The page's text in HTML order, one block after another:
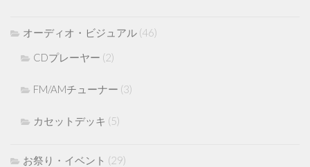
オーディオ・ビジュアル (46)
CDプレーヤー (2)
FM/AMチューナー (3)
カセットデッキ (5)
お祭り・イベント (29)